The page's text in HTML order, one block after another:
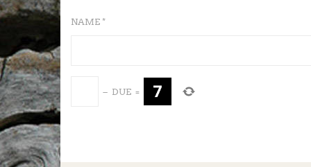
NAME *
− DUE =